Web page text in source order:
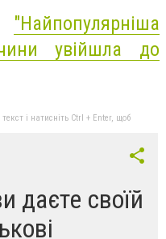
"Найпопулярніша
увійшла до
і натисніть Ctrl + Enter, щоб
даєте своїй